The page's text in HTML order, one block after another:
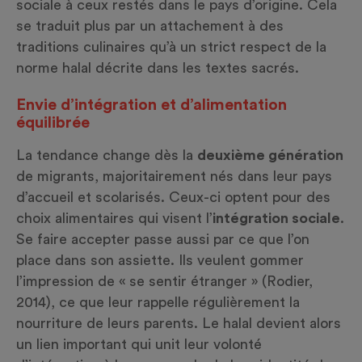
sociale à ceux restés dans le pays d’origine. Cela
se traduit plus par un attachement à des
traditions culinaires qu’à un strict respect de la
norme halal
décrite dans les textes sacrés.
Envie d’intégration et d’alimentation
équilibrée
La tendance change dès la deuxième génération
de migrants, majoritairement nés dans leur pays
d’accueil et scolarisés. Ceux-ci optent pour des
choix alimentaires qui visent l’intégration sociale.
Se faire accepter passe aussi par ce que l’on
place dans son assiette. Ils veulent gommer
l’impression de « se sentir étranger » (Rodier,
2014), ce que leur rappelle régulièrement la
nourriture de leurs parents. Le halal devient alors
un lien important qui unit leur volonté